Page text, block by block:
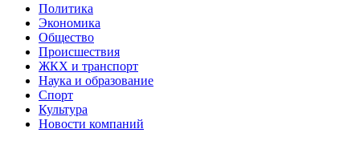
Политика
Экономика
Общество
Происшествия
ЖКХ и транспорт
Наука и образование
Спорт
Культура
Новости компаний